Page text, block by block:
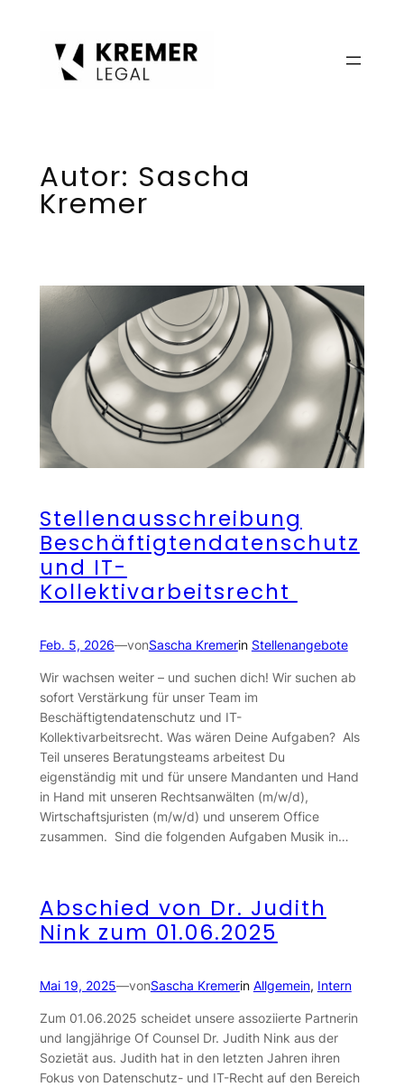
Autor: Sascha
Kremer
Stellenausschreibung
Beschäftigtendatenschutz
und IT-
Kollektivarbeitsrecht
Feb. 5, 2026—vonSascha Kremerin Stellenangebote
Wir wachsen weiter – und suchen dich! Wir suchen ab
sofort Verstärkung für unser Team im
Beschäftigtendatenschutz und IT-
Kollektivarbeitsrecht. Was wären Deine Aufgaben? Als
Teil unseres Beratungsteams arbeitest Du
eigenständig mit und für unsere Mandanten und Hand
in Hand mit unseren Rechtsanwälten (m/w/d),
Wirtschaftsjuristen (m/w/d) und unserem Office
zusammen. Sind die folgenden Aufgaben Musik in…
Abschied von Dr. Judith
Nink zum 01.06.2025
Mai 19, 2025—vonSascha Kremerin Allgemein, Intern
Zum 01.06.2025 scheidet unsere assoziierte Partnerin
und langjährige Of Counsel Dr. Judith Nink aus der
Sozietät aus. Judith hat in den letzten Jahren ihren
Fokus von Datenschutz- und IT-Recht auf den Bereich